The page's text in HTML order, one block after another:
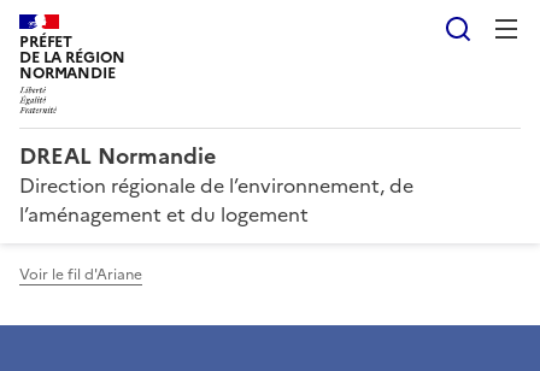
PRÉFET
DE LA RÉGION
NORMANDIE
DREAL Normandie
Direction régionale de l’environnement, de
l’aménagement et du logement
Voir le fil d'Ariane